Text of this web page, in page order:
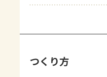
つくり方